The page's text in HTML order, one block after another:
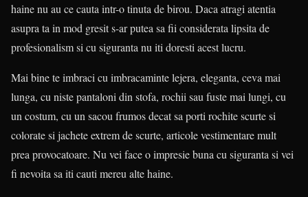
haine nu au ce cauta intr-o tinuta de birou. Daca atragi atentia
asupra ta in mod gresit s-ar putea sa fii considerata lipsita de
profesionalism si cu siguranta nu iti doresti acest lucru.
Mai bine te imbraci cu imbracaminte lejera, eleganta, ceva mai
lunga, cu niste pantaloni din stofa, rochii sau fuste mai lungi, cu
un costum, cu un sacou frumos decat sa porti rochite scurte si
colorate si jachete extrem de scurte, articole vestimentare mult
prea provocatoare. Nu vei face o impresie buna cu siguranta si vei
fi nevoita sa iti cauti mereu alte haine.